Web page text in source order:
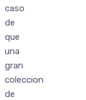
caso
de
que
una
gran
coleccion
de